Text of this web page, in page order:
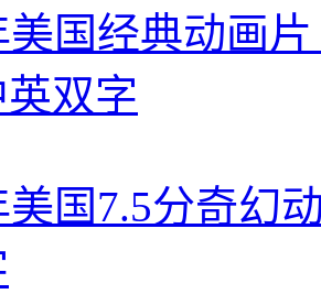
美国经典动画
双字
美国7.5分奇幻